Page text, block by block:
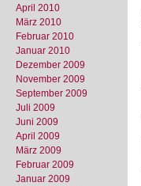
April 2010
März 2010
Februar 2010
Januar 2010
Dezember 2009
November 2009
September 2009
Juli 2009
Juni 2009
April 2009
März 2009
Februar 2009
Januar 2009